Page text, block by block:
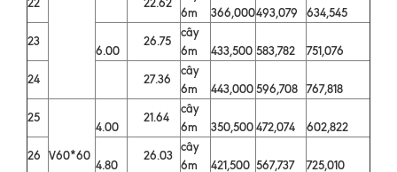
6m
366,000493,079
634,545
23
6.00
26.75
cây
6m
433,500 583,782
751,076
24
27.36
cây
6m
443,000596,708
767,818
25
V60*60
4.00
21.64
cây
6m
350,500472,074
602,822
26
4.80
26.03
cây
6m
421,500 567,737
725,010